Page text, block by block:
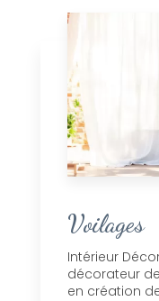
Voilages
Intérieur
décorateur
en création